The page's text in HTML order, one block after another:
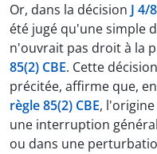
Or, dans la décision J 4/
été jugé qu'une simple
n'ouvrait pas droit à la
85(2) CBE. Cette
précitée, affirme que,
règle 85(2) CBE,
une interruption
ou dans une